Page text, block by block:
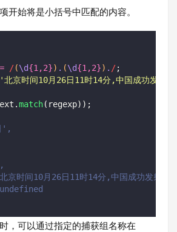
开始将是小括号中匹配的内容。
= /(\d{1,2}) . (\d{1,2}) . /;
'北京时间10月26日11时14分,中国成功发射
match(regexp));
',
间10月26日11时14分,中国成功发射了
，可以通过指定的捕获组名称在